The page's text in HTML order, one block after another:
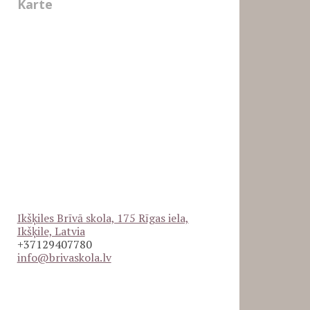
Karte
Ikšķiles Brīvā skola, 175 Rīgas iela,
Ikšķile, Latvia
+37129407780
info@brivaskola.lv